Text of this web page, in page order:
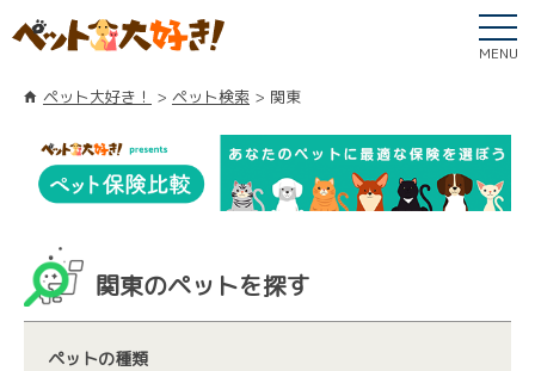
MENU
ペット大好き！ ペット検索 関東
関東のペットを探す
ペットの種類